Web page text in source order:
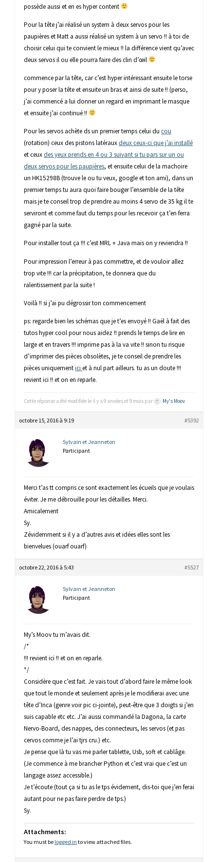
possède aussi et en es hyper content
Pour la tête j’ai réalisé un system à deux servos pour les
paupières et Matt a aussi réalisé un system à un servo !! à toi de
choisir celui qui te convient le mieux !! la différence vient qu’avec
deux servos il ou elle pourra faire des clin d’œil
commence par la tête, car c’est hyper intéressant ensuite le torse
pour y poser la tête et ensuite un bras et ainsi de suite !! (perso,
j’ai commencé a lui donner un regard en imprimant le masque
et ensuite j’ai continué !!
Pour les servos achète ds un premier temps celui du cou
(rotation) ceux des pistons latérauxdeux ceux-ci que j’ai installé
et ceuxdes yeux prends en 4 ou 3 suivant si tu pars sur un ou
deux servos pour les paupières, et ensuite celui de la machoire
un HK15298B (trouve le ou tu veux, google et ton ami), dans un
premier temps tu aura quoi faire bouger l’ensemble de la tête
mais je te conseil trop de prendre au moins 4 servo de 35 kg il te
serviront et comme faut du temps pour les recevoir ça t’en ferra
gagné par la suite.
Pour installer tout ça !!! c’est MRL + Java mais on y reviendra !!
Pour impression l’erreur à pas commettre, et de vouloir allez
trop vite !!! car la précipitation, te donnera que du
ralentissement par la suite !
Voilà !! si j’ai pu dégrossir ton commencement
ps: regarde bien les schémas que je t’es envoyé !! Gaël à fait des
tutos hyper cool pour nous aidez !! prends le temps de lire en
large et en travers !!! imprime pas à la va vite !! sinon tu risque
d’imprimer des pièces obsolètes, je te conseil de prendre les
pièces uniquementici et à nul part ailleurs. tu as un doute !!!
revient ici !! et on en reparle.
Cette réponse a été modifiée le il y a 9 années et 9 mois par My's Moov.
octobre 15, 2016 à 9:19 #5392
Sylvain et Jeanneton
Participant
Merci t’as tt compris ce sont exactement les écueils que je voulais
éviter. Je me débrouille pour les détailles. Merci.
Amicalement
Sy.
Zévidemment si il y a d’autres avis et idées elles sont les
bienvelues (ouarf ouarf)
octobre 22, 2016 à 5:43 #5527
Sylvain et Jeanneton
Participant
My’s Moov tu m’avais dit.
/*
!!! revient ici !! et on en reparle.
*/
Considère que c’est fait. Je vais tout d’abord faire le même look
que tout le monde et seulement après je le modifierai avec une
tête d’Inca (genre voir pic ci-jointe), peut-être que 3 doigts si j’en
suis capable etc etc. J’ai aussi commandé la Dagona, la carte
Nervo-Board, des nappes, des connecteurs, les servos (et pas
cervos comme je l’ai tjrs cru.) etc.
Je pense que là tu vas me parler tablette, Usb, soft et cablâge.
(Je commence à me brancher Python et c’est vrai que c’est un
langage assez accessible.)
Je t’écoute (tout ça si tu as le tps évidement, dis-toi que j’en ferai
autant pour ne pas faire perdre de tps.)
Sy.
Attachments:
You must be logged in to view attached files.